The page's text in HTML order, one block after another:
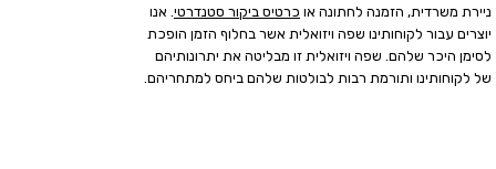
ניירת משרדית, הזמנה לחתונה או כרטיס ביקור סטנדרטי. אנו
יוצרים עבור לקוחותינו שפה ויזואלית אשר בחלוף הזמן הופכת
לסימן היכר שלהם. שפה ויזואלית זו מבליטה את יתרונותיהם
של לקוחותינו ותורמת רבות לבולטות שלהם ביחס למתחריהם.